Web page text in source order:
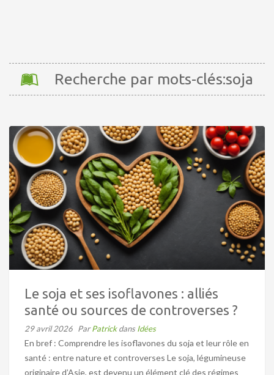
Recherche par mots-clés:soja
Le soja et ses isoflavones : alliés
santé ou sources de controverses ?
29 avril 2026 ParPatrickdans Idées
En bref : Comprendre les isoflavones du soja et leur rôle en
santé : entre nature et controverses Le soja, légumineuse
originaire d’Asie, est devenu un élément clé des régimes